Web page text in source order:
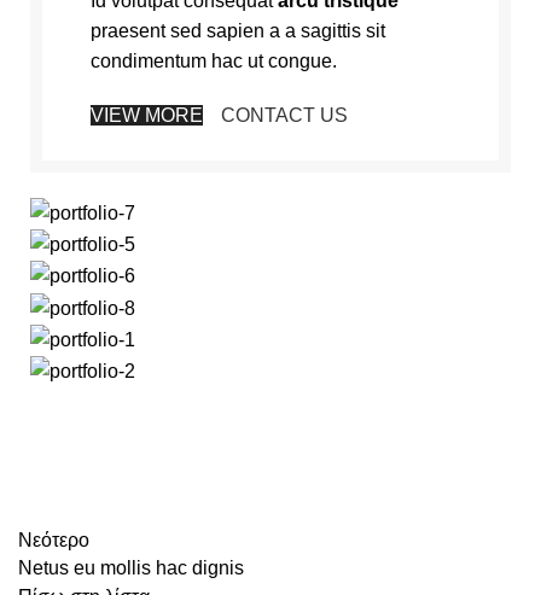
praesent sed sapien a a sagittis sit
condimentum hac ut congue.
VIEW MORE CONTACT US
Νεότερο
Netus eu mollis hac dignis